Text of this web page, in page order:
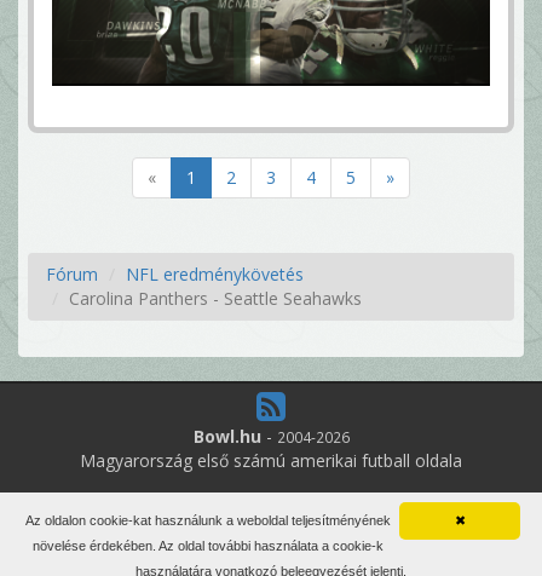
Tényleg? De ha darnold miatt kiesunk
akkor mindegy hogy bent leszünk vagy
nem 😉 csak szólok
KB23
Szerinted a szezon mikortól lesz "siker"? Szerintem
hittem volna neki.
« 1 2 3 4 5 »
Fórum
NFL eredménykövetés
Carolina Panthers - Seattle Seahawks
Bowl.hu - 2004-2026
Magyarország első számú amerikai futball oldala
8
online felhasználó
Minden jog fenntartva. Írott anyagok újraközlése csak a szerző
engedélyével.
✖
Az oldalon cookie-kat használunk a weboldal teljesítményének
növelése érdekében. Az oldal további használata a cookie-k
használatára vonatkozó beleegyezését jelenti.